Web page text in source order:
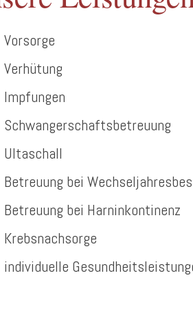
Vorsorge
Verhütung
Impfungen
Schwangerschaftsbetreuung
Ultaschall
Betreuung bei
Betreuung bei Harninkontinenz
Krebsnachsorge
individuelle